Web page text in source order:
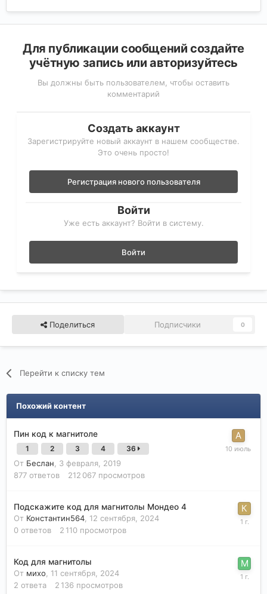
Для публикации сообщений создайте
учётную запись или авторизуйтесь
Вы должны быть пользователем, чтобы оставить
комментарий
Создать аккаунт
Зарегистрируйте новый аккаунт в нашем сообществе.
Это очень просто!
Регистрация нового пользователя
Войти
Уже есть аккаунт? Войти в систему.
Войти
Поделиться Подписчики 0
Перейти к списку тем
Похожий контент
Пин код к магнитоле
1 2 3 4 36
От Беслан
3 февраля, 2019
877 ответов 212 067 просмотров
Подскажите код для магнитолы Мондео 4
От Константин564 12 сентября, 2024
0 ответов 2 110 просмотров
Код для магнитолы
От михо
11 сентября, 2024
2 ответа 2 136 просмотров